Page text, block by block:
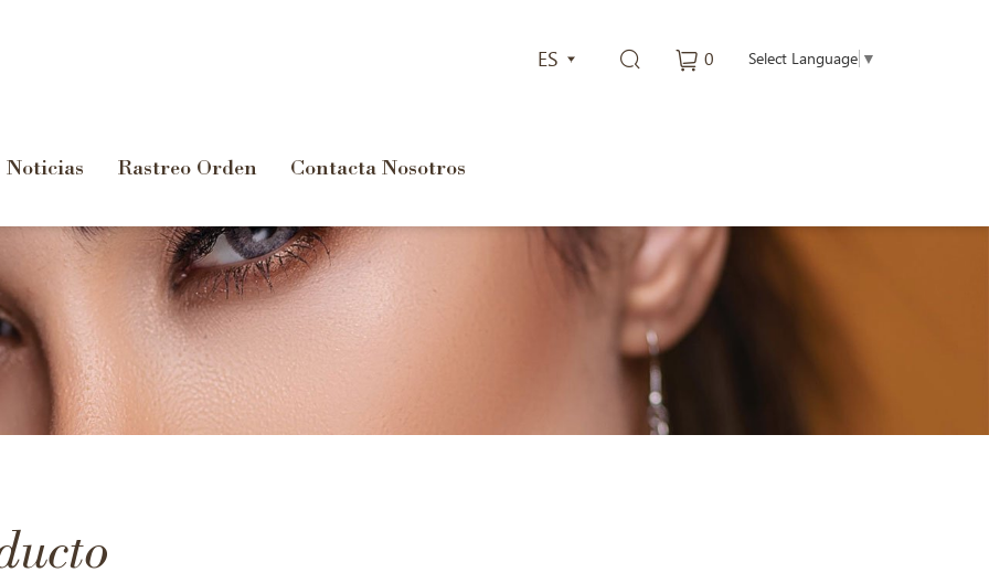
Select Language ▼
0
ES
Noticias Rastreo Orden Contacta Nosotros